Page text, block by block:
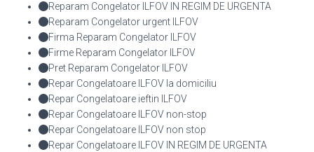
Reparam Congelator ILFOV IN REGIM DE URGENTA
Reparam Congelator urgent ILFOV
Firma Reparam Congelator ILFOV
Firme Reparam Congelator ILFOV
Pret Reparam Congelator ILFOV
Repar Congelatoare ILFOV la domiciliu
Repar Congelatoare ieftin ILFOV
Repar Congelatoare ILFOV non-stop
Repar Congelatoare ILFOV non stop
Repar Congelatoare ILFOV IN REGIM DE URGENTA